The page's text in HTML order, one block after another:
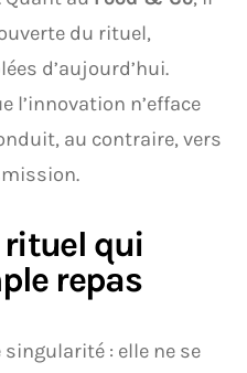
du rituel,
d’aujourd’hui.
l’innovation n’efface
au contraire, vers
rituel qui
repas
: elle ne se